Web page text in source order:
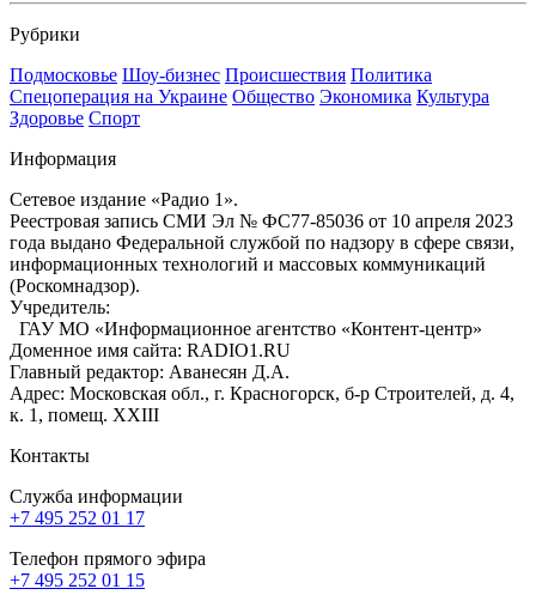
Рубрики
Подмосковье Шоу-бизнес Происшествия Политика
Спецоперация на Украине Общество Экономика Культура
Здоровье Спорт
Информация
Сетевое издание «Радио 1».
Реестровая запись СМИ Эл № ФС77-85036 от 10 апреля 2023
года выдано Федеральной службой по надзору в сфере связи,
информационных технологий и массовых коммуникаций
(Роскомнадзор).
Учредитель:
ГАУ МО «Информационное агентство «Контент-центр»
Доменное имя сайта: RADIO1.RU
Главный редактор: Аванесян Д.А.
Адрес: Московская обл., г. Красногорск, б-р Строителей, д. 4,
к. 1, помещ. XXIII
Контакты
Служба информации
+7 495 252 01 17
Телефон прямого эфира
+7 495 252 01 15